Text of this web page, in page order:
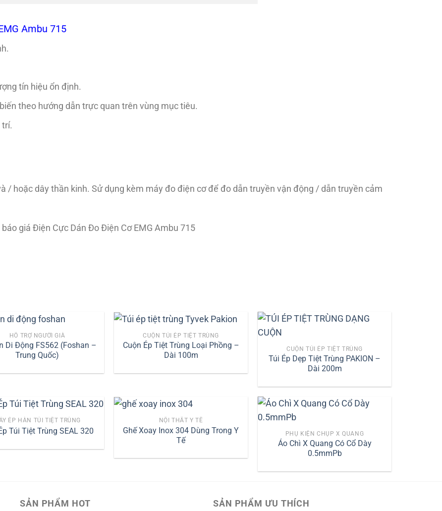
Ambu 715
tín hiệu ổn định.
theo hướng dẫn trực quan trên vùng mục tiêu.
/ hoặc dây thần kinh. Sử dụng kèm máy đo điện cơ để đo dẫn truyền vận động / dẫn truyền cảm
giá Điện Cực Dán Đo Điện Cơ EMG Ambu 715
HỖ TRỢ NGƯỜI GIÀ
Di Động FS562 (Foshan –
Trung Quốc)
CUỘN TÚI ÉP TIỆT TRÙNG
Cuộn Ép Tiệt Trùng Loại Phồng –
Dài 100m
CUỘN TÚI ÉP TIỆT TRÙNG
Túi Ép Dẹp Tiệt Trùng PAKION –
Dài 200m
ÉP HÀN TÚI TIỆT TRÙNG
Túi Tiệt Trùng SEAL 320
NỘI THẤT Y TẾ
Ghế Xoay Inox 304 Dùng Trong Y
Tế
PHỤ KIỆN CHỤP X QUANG
Áo Chì X Quang Có Cổ Dày
0.5mmPb
SẢN PHẨM HOT SẢN PHẨM ƯU THÍCH